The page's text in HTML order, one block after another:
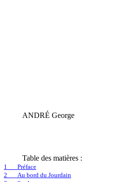
ANDRÉ George
Table des matières :
1
Préface
2
Au bord du Jourdain